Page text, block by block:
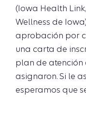
(Iowa Health
Wellness de
aprobación por
una carta de
plan de
asignaron. Si le
esperamos que